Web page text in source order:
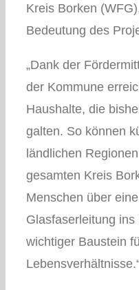
Kreis Borken
Bedeutung des
„Dank der
der Kommune
Haushalte, die
galten. So können
ländlichen
gesamten Kreis
Menschen über
Glasfaserleitung
wichtiger Baustein